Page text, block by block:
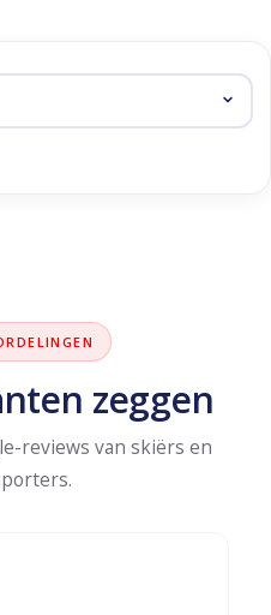
with
zeggen
reviews van skiërs en